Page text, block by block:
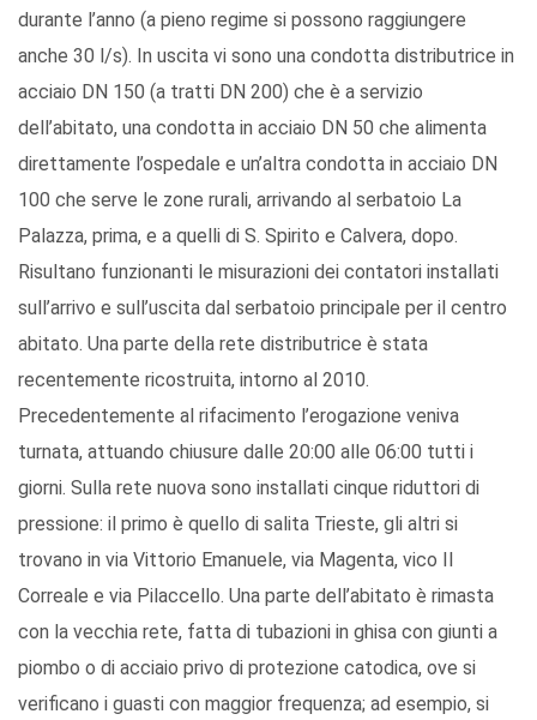
durante l’anno (a pieno regime si possono raggiungere
anche 30 l/s). In uscita vi sono una condotta distributrice in
acciaio DN 150 (a tratti DN 200) che è a servizio
dell’abitato, una condotta in acciaio DN 50 che alimenta
direttamente l’ospedale e un’altra condotta in acciaio DN
100 che serve le zone rurali, arrivando al serbatoio La
Palazza, prima, e a quelli di S. Spirito e Calvera, dopo.
Risultano funzionanti le misurazioni dei contatori installati
sull’arrivo e sull’uscita dal serbatoio principale per il centro
abitato. Una parte della rete distributrice è stata
recentemente ricostruita, intorno al 2010.
Precedentemente al rifacimento l’erogazione veniva
turnata, attuando chiusure dalle 20:00 alle 06:00 tutti i
giorni. Sulla rete nuova sono installati cinque riduttori di
pressione: il primo è quello di salita Trieste, gli altri si
trovano in via Vittorio Emanuele, via Magenta, vico II
Correale e via Pilaccello. Una parte dell’abitato è rimasta
con la vecchia rete, fatta di tubazioni in ghisa con giunti a
piombo o di acciaio privo di protezione catodica, ove si
verificano i guasti con maggior frequenza; ad esempio, si